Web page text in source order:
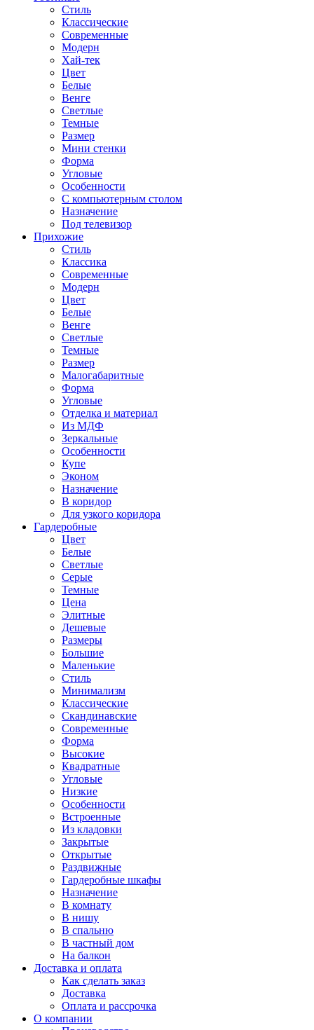
Стиль
Классические
Современные
Модерн
Хай-тек
Цвет
Белые
Венге
Светлые
Темные
Размер
Мини стенки
Форма
Угловые
Особенности
С компьютерным столом
Назначение
Под телевизор
Прихожие
Стиль
Классика
Современные
Модерн
Цвет
Белые
Венге
Светлые
Темные
Размер
Малогабаритные
Форма
Угловые
Отделка и материал
Из МДФ
Зеркальные
Особенности
Купе
Эконом
Назначение
В коридор
Для узкого коридора
Гардеробные
Цвет
Белые
Светлые
Серые
Темные
Цена
Элитные
Дешевые
Размеры
Большие
Маленькие
Стиль
Минимализм
Классические
Скандинавские
Современные
Форма
Высокие
Квадратные
Угловые
Низкие
Особенности
Встроенные
Из кладовки
Закрытые
Открытые
Раздвижные
Гардеробные шкафы
Назначение
В комнату
В нишу
В спальню
В частный дом
На балкон
Доставка и оплата
Как сделать заказ
Доставка
Оплата и рассрочка
О компании